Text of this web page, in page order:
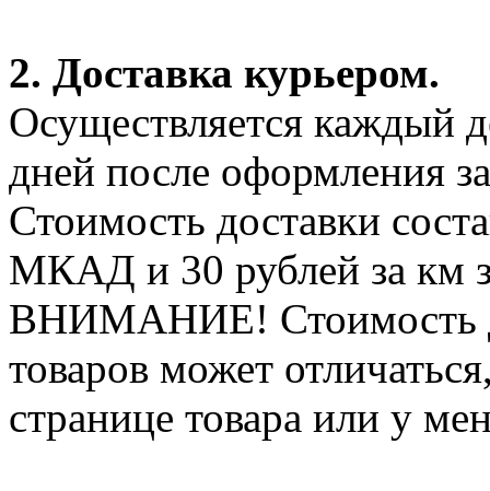
2. Доставка курьером.
Осуществляется каждый
дней после оформления
Стоимость доставки
МКАД и 30 рублей за км
ВНИМАНИЕ! Стоимость
товаров может
странице товара или у